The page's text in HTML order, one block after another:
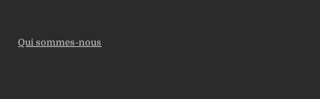
Qui sommes-nous